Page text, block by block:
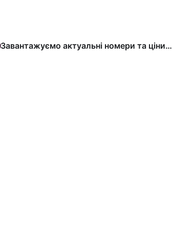
Завантажуємо актуальні номери та ціни…